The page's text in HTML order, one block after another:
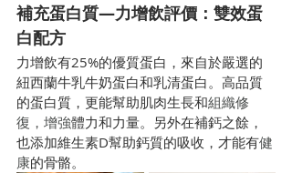
補充蛋白質—力增飲評價：雙效蛋
白配方
力增飲有25%的優質蛋白，來自於嚴選的
紐西蘭牛乳牛奶蛋白和乳清蛋白。高品質
的蛋白質，更能幫助肌肉生長和組織修
復，增強體力和力量。另外在補鈣之餘，
也添加維生素D幫助鈣質的吸收，才能有健
康的骨骼。